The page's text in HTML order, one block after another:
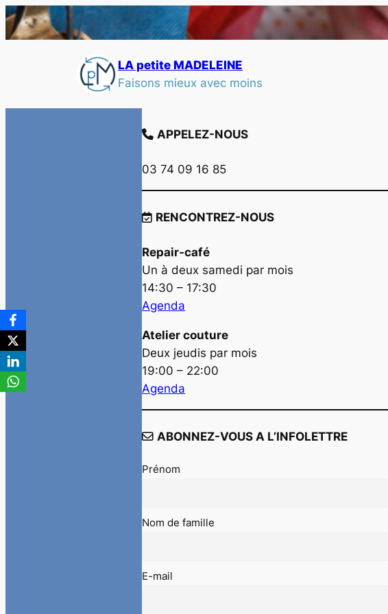
LA petite MADELEINE
Faisons mieux avec moins
APPELEZ-NOUS
03 74 09 16 85
RENCONTREZ-NOUS
Repair-café
Un à deux samedi par mois
14:30 – 17:30
Agenda
Atelier couture
Deux jeudis par mois
19:00 – 22:00
Agenda
ABONNEZ-VOUS A L’INFOLETTRE
Prénom
Nom de famille
E-mail